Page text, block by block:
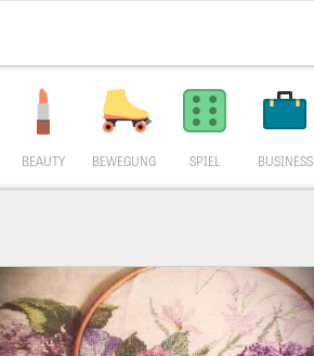
BEAUTY BEWEGUNG SPIEL BUSINESS